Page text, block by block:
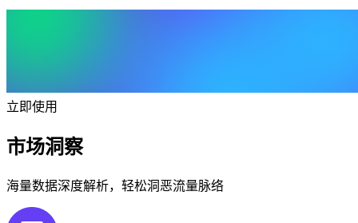
立即使用
市场洞察
海量数据深度解析，轻松洞恶流量脉络